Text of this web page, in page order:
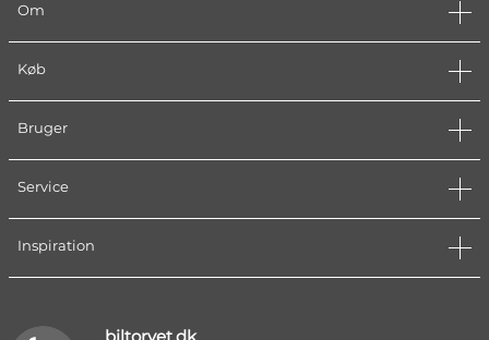
Om
Køb
Bruger
Service
Inspiration